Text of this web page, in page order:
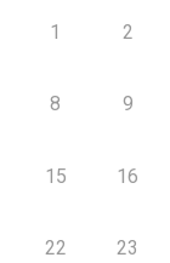
1 2
8 9
15 16
22 23